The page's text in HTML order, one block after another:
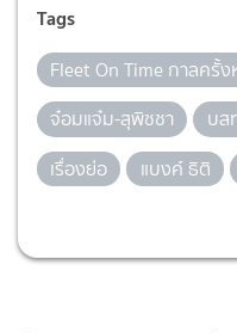
Tags
Fleet On Time กาลครั้ง
จ๋อมแจ๋ม-สุพิชชา
บส
เรื่องย่อ
แบงค์ ธิติ